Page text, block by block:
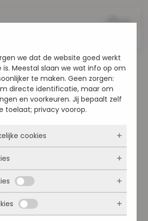
Harde en Zachte broodjes
4 stuks
we dat de website goed werkt
is. Meestal slaan we wat info op om
te maken. Geen zorgen:
directe identificatie, maar om
en voorkeuren. Jij bepaalt zelf
toelaat; privacy voorop.
cookies
zorgen ervoor dat de website
Ze zijn dus altijd actief en
uitgezet. Meestal worden
als jij iets doet, zoals
formulier invullen of je
opslaan. Je kunt je browser
zien we hoe vaak onze site
waar bezoekers vandaan
pagina’s populair zijn. Zo
website blijven verbeteren.
onthouden jouw voorkeuren.
of ingevulde gegevens.